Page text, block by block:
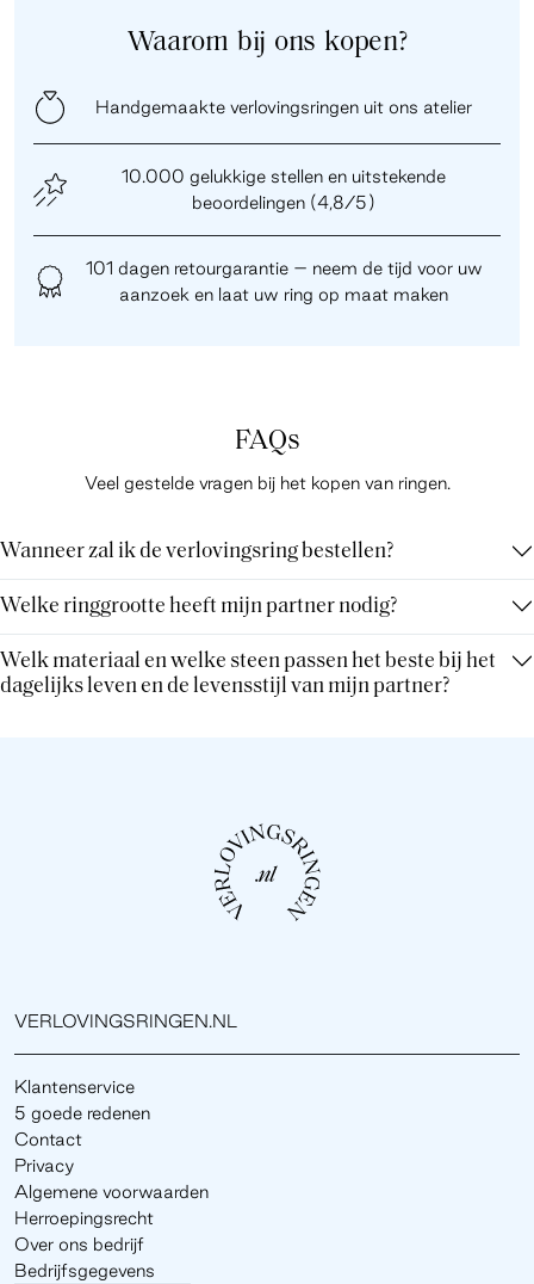
Waarom bij ons kopen?
Handgemaakte verlovingsringen uit ons atelier
10.000 gelukkige stellen en uitstekende
beoordelingen (4,8/5)
101 dagen retourgarantie – neem de tijd voor uw
aanzoek en laat uw ring op maat maken
FAQs
Veel gestelde vragen bij het kopen van ringen.
Wanneer zal ik de verlovingsring bestellen?
Welke ringgrootte heeft mijn partner nodig?
Welk materiaal en welke steen passen het beste bij het
dagelijks leven en de levensstijl van mijn partner?
VERLOVINGSRINGEN.NL
Klantenservice
5 goede redenen
Contact
Privacy
Algemene voorwaarden
Herroepingsrecht
Over ons bedrijf
Bedrijfsgegevens